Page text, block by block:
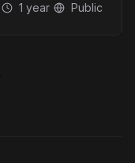
1 year Public